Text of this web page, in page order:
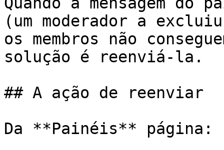
(um moderador a
os membros não
solução é reenviá-la.
## A ação de reenviar
Da **Painéis** página: